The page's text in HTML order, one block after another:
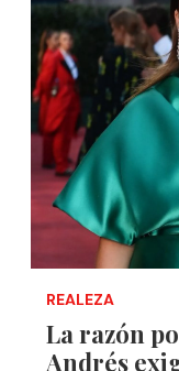
REALEZA
La razón
Andrés